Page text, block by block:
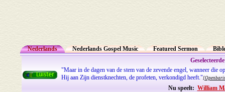
Nederlands Nederlands Gospel Music Featured Sermon
"Maar in de dagen van de stem van de zevende engel, wanneer die
Hij aan Zijn dienstknechten, de profeten, verkondigd heeft."
Nu speelt: William